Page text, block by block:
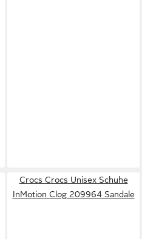
Crocs Crocs Unisex Schuhe
InMotion Clog 209964 Sandale